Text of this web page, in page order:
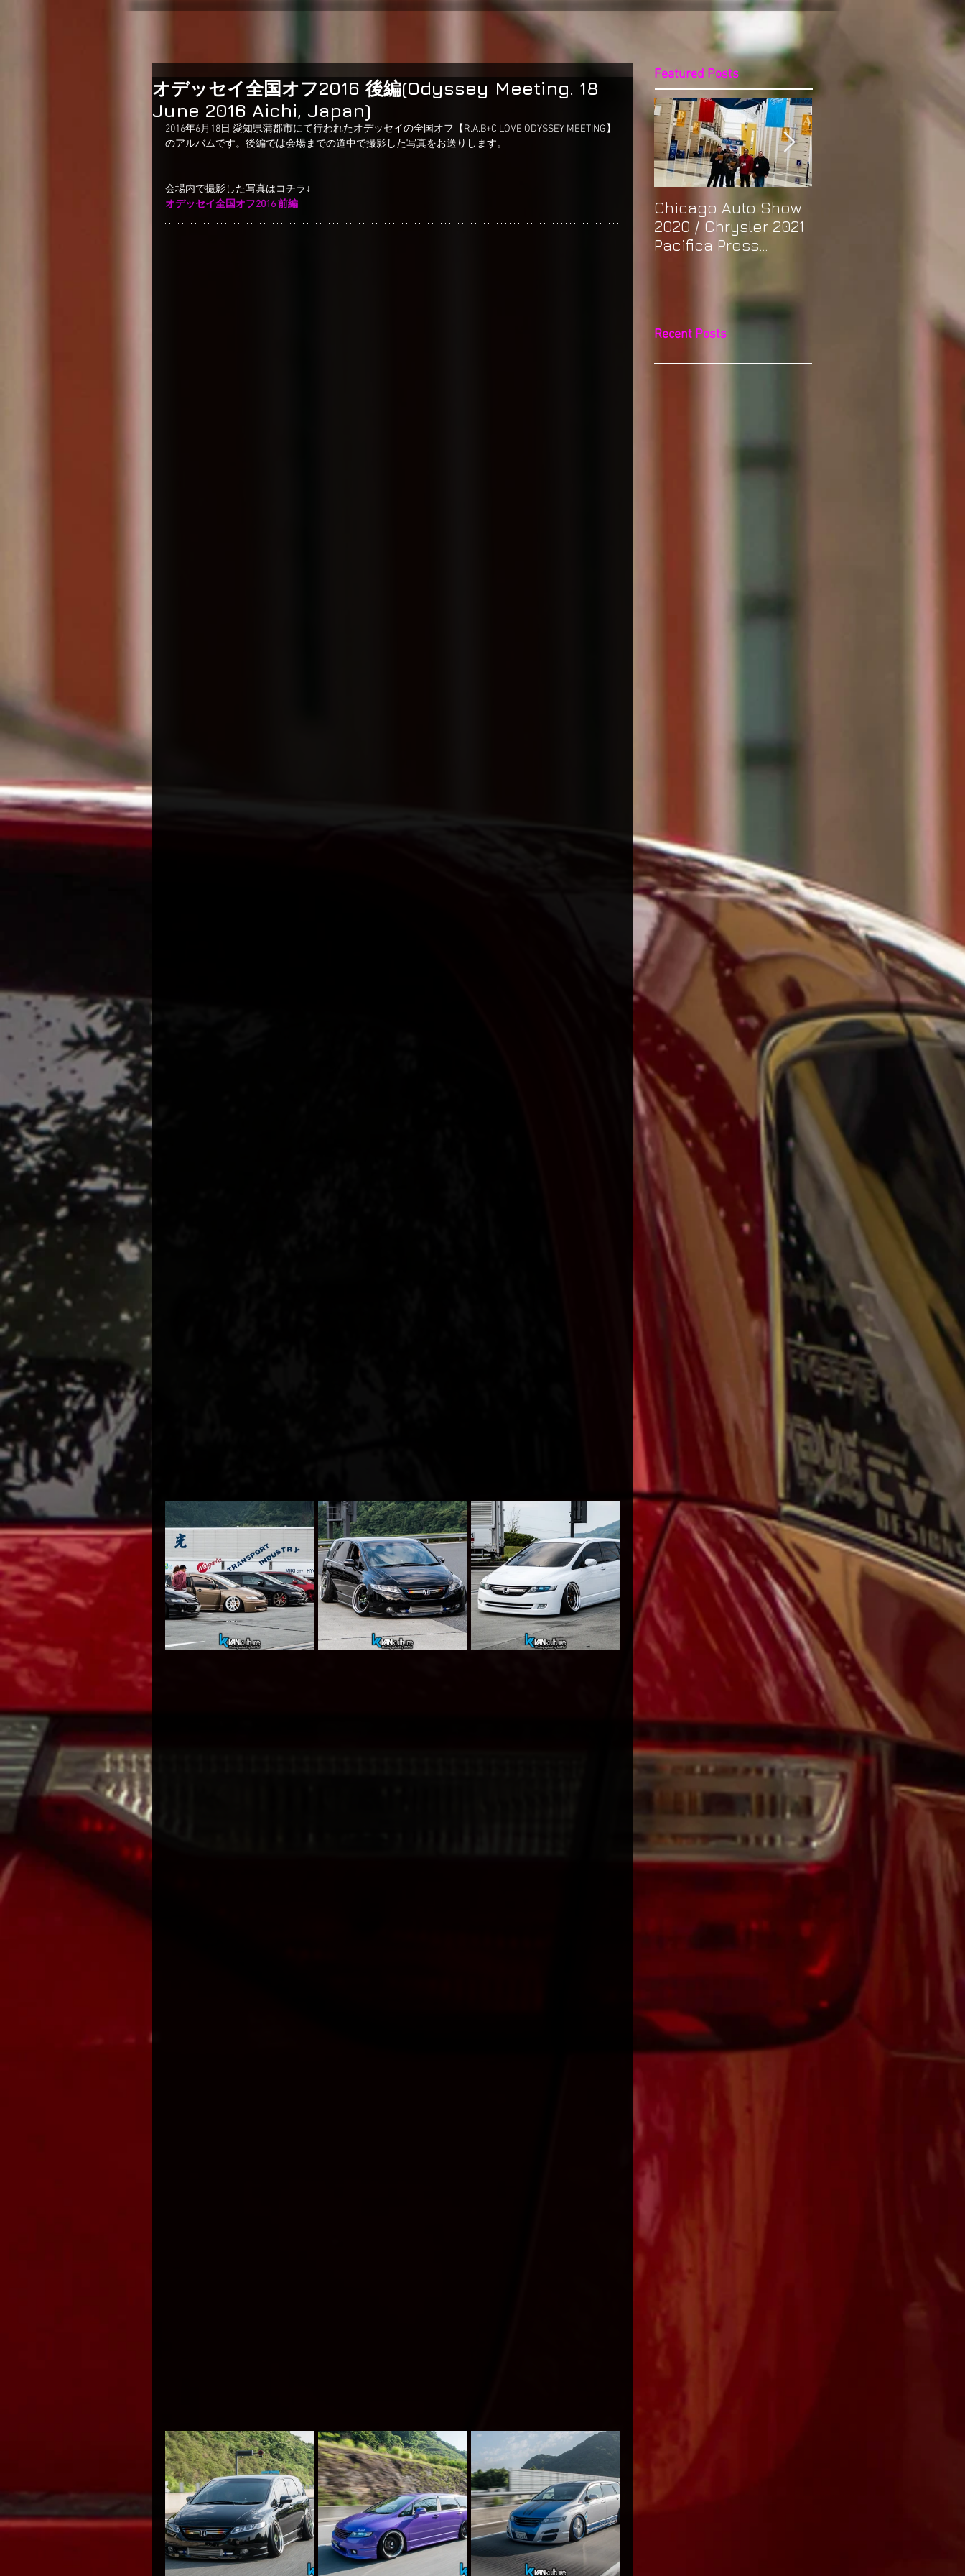
オデッセイ全国オフ2016 後編(Odyssey Meeting. 18
June 2016 Aichi, Japan)
2016年6月18日 愛知県蒲郡市にて行われたオデッセイの全国オフ【R.A.B+C LOVE ODYSSEY MEETING】
のアルバムです。後編では会場までの道中で撮影した写真をお送りします。
会場内で撮影した写真はコチラ↓
オデッセイ全国オフ2016 前編
Featured Posts
Chicago Auto Show
2020 / Chrysler 2021
Pacifica Press
Recent Posts